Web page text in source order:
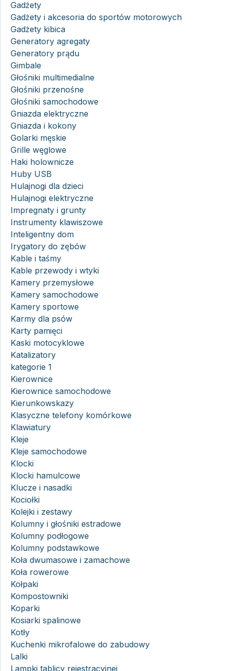
Gadżety
Gadżety i akcesoria do sportów motorowych
Gadżety kibica
Generatory agregaty
Generatory prądu
Gimbale
Głośniki multimedialne
Głośniki przenośne
Głośniki samochodowe
Gniazda elektryczne
Gniazda i kokony
Golarki męskie
Grille węglowe
Haki holownicze
Huby USB
Hulajnogi dla dzieci
Hulajnogi elektryczne
Impregnaty i grunty
Instrumenty klawiszowe
Inteligentny dom
Irygatory do zębów
Kable i taśmy
Kable przewody i wtyki
Kamery przemysłowe
Kamery samochodowe
Kamery sportowe
Karmy dla psów
Karty pamięci
Kaski motocyklowe
Katalizatory
kategorie 1
Kierownice
Kierownice samochodowe
Kierunkowskazy
Klasyczne telefony komórkowe
Klawiatury
Kleje
Kleje samochodowe
Klocki
Klocki hamulcowe
Klucze i nasadki
Kociołki
Kolejki i zestawy
Kolumny i głośniki estradowe
Kolumny podłogowe
Kolumny podstawkowe
Koła dwumasowe i zamachowe
Koła rowerowe
Kołpaki
Kompostowniki
Koparki
Kosiarki spalinowe
Kotły
Kuchenki mikrofalowe do zabudowy
Lalki
Lampki tablicy rejestracyjnej